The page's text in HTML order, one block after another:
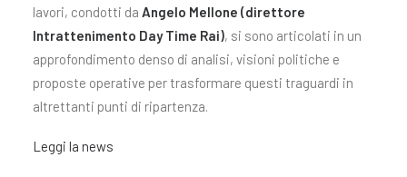
lavori, condotti da Angelo Mellone (direttore
Intrattenimento Day Time Rai), si sono articolati in un
approfondimento denso di analisi, visioni politiche e
proposte operative per trasformare questi traguardi in
altrettanti punti di ripartenza.
Leggi la news